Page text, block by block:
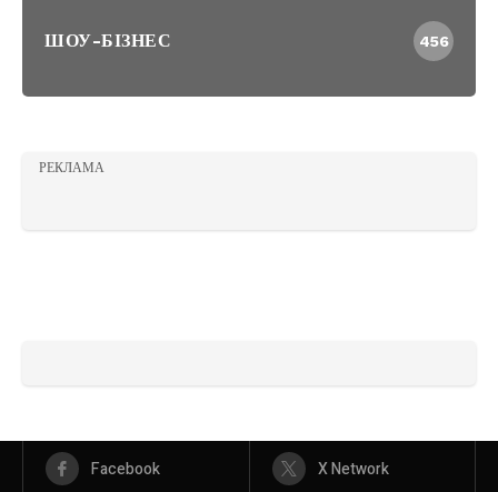
ШОУ-БІЗНЕС 456
РЕКЛАМА
Facebook X Network